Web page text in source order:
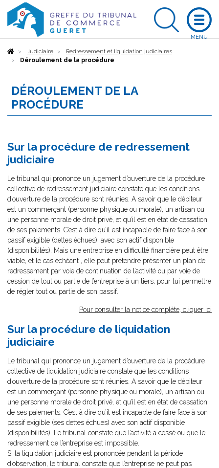
AccueilJudiciaire
Redressement et liquidation judiciaires
Déroulement de la procédure
DÉROULEMENT DE LA
PROCÉDURE
Sur la procédure de redressement
judiciaire
Le tribunal qui prononce un jugement d’ouverture de la procédure
collective de redressement judiciaire constate que les conditions
d’ouverture de la procédure sont réunies. A savoir que le débiteur
est un commerçant (personne physique ou morale), un artisan ou
une personne morale de droit privé, et qu’il est en état de cessation
de ses paiements. C’est à dire qu’il est incapable de faire face à son
passif exigible (dettes échues), avec son actif disponible
(disponibilités). Mais une entreprise en difficulté financière peut être
viable, et le cas échéant , elle peut prétendre présenter un plan de
redressement par voie de continuation de l’activité ou par voie de
cession de tout ou partie de l’entreprise à un tiers, pour lui permettre
de régler tout ou partie de son passif.
Pour consulter la notice complète, cliquer ici
Sur la procédure de liquidation
judiciaire
Le tribunal qui prononce un jugement d’ouverture de la procédure
collective de liquidation judiciaire constate que les conditions
d’ouverture de la procédure sont réunies. A savoir que le débiteur
est un commerçant (personne physique ou morale), un artisan ou
une personne morale de droit privé, et qu’il est en état de cessation
de ses paiements. C’est à dire qu’il est incapable de faire face à son
passif exigible (ses dettes échues) avec son actif disponible
(disponibilités). Le tribunal constate que l’activité a cessé ou que le
redressement de l’entreprise est impossible.
Si la liquidation judiciaire est prononcée pendant la période
d’observation, le tribunal constate que l’entreprise ne peut pas